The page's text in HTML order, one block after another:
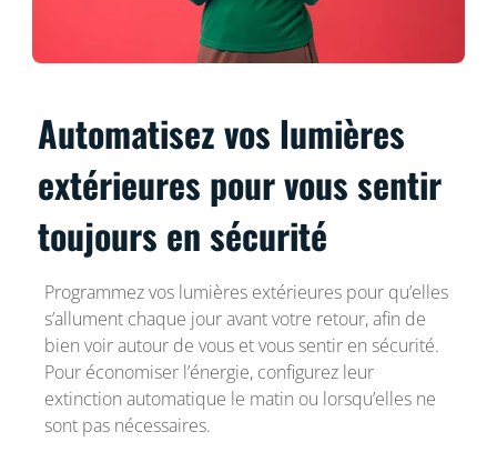
Automatisez vos lumières
extérieures pour vous sentir
toujours en sécurité
Programmez vos lumières extérieures pour qu’elles
s’allument chaque jour avant votre retour, afin de
bien voir autour de vous et vous sentir en sécurité.
Pour économiser l’énergie, configurez leur
extinction automatique le matin ou lorsqu’elles ne
sont pas nécessaires.